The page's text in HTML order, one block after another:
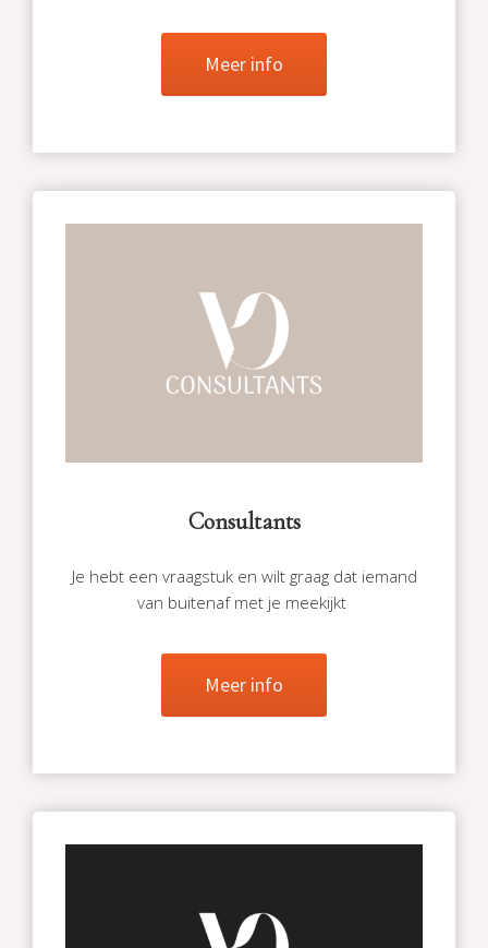
Meer info
Consultants
Je hebt een vraagstuk en wilt graag dat iemand
van buitenaf met je meekijkt
Meer info